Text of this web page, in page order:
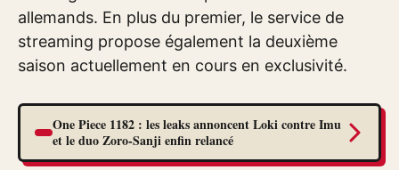
allemands. En plus du premier, le service de
streaming propose également la deuxième
saison actuellement en cours en exclusivité.
One Piece 1182 : les leaks annoncent Loki contre Imu
et le duo Zoro-Sanji enfin relancé